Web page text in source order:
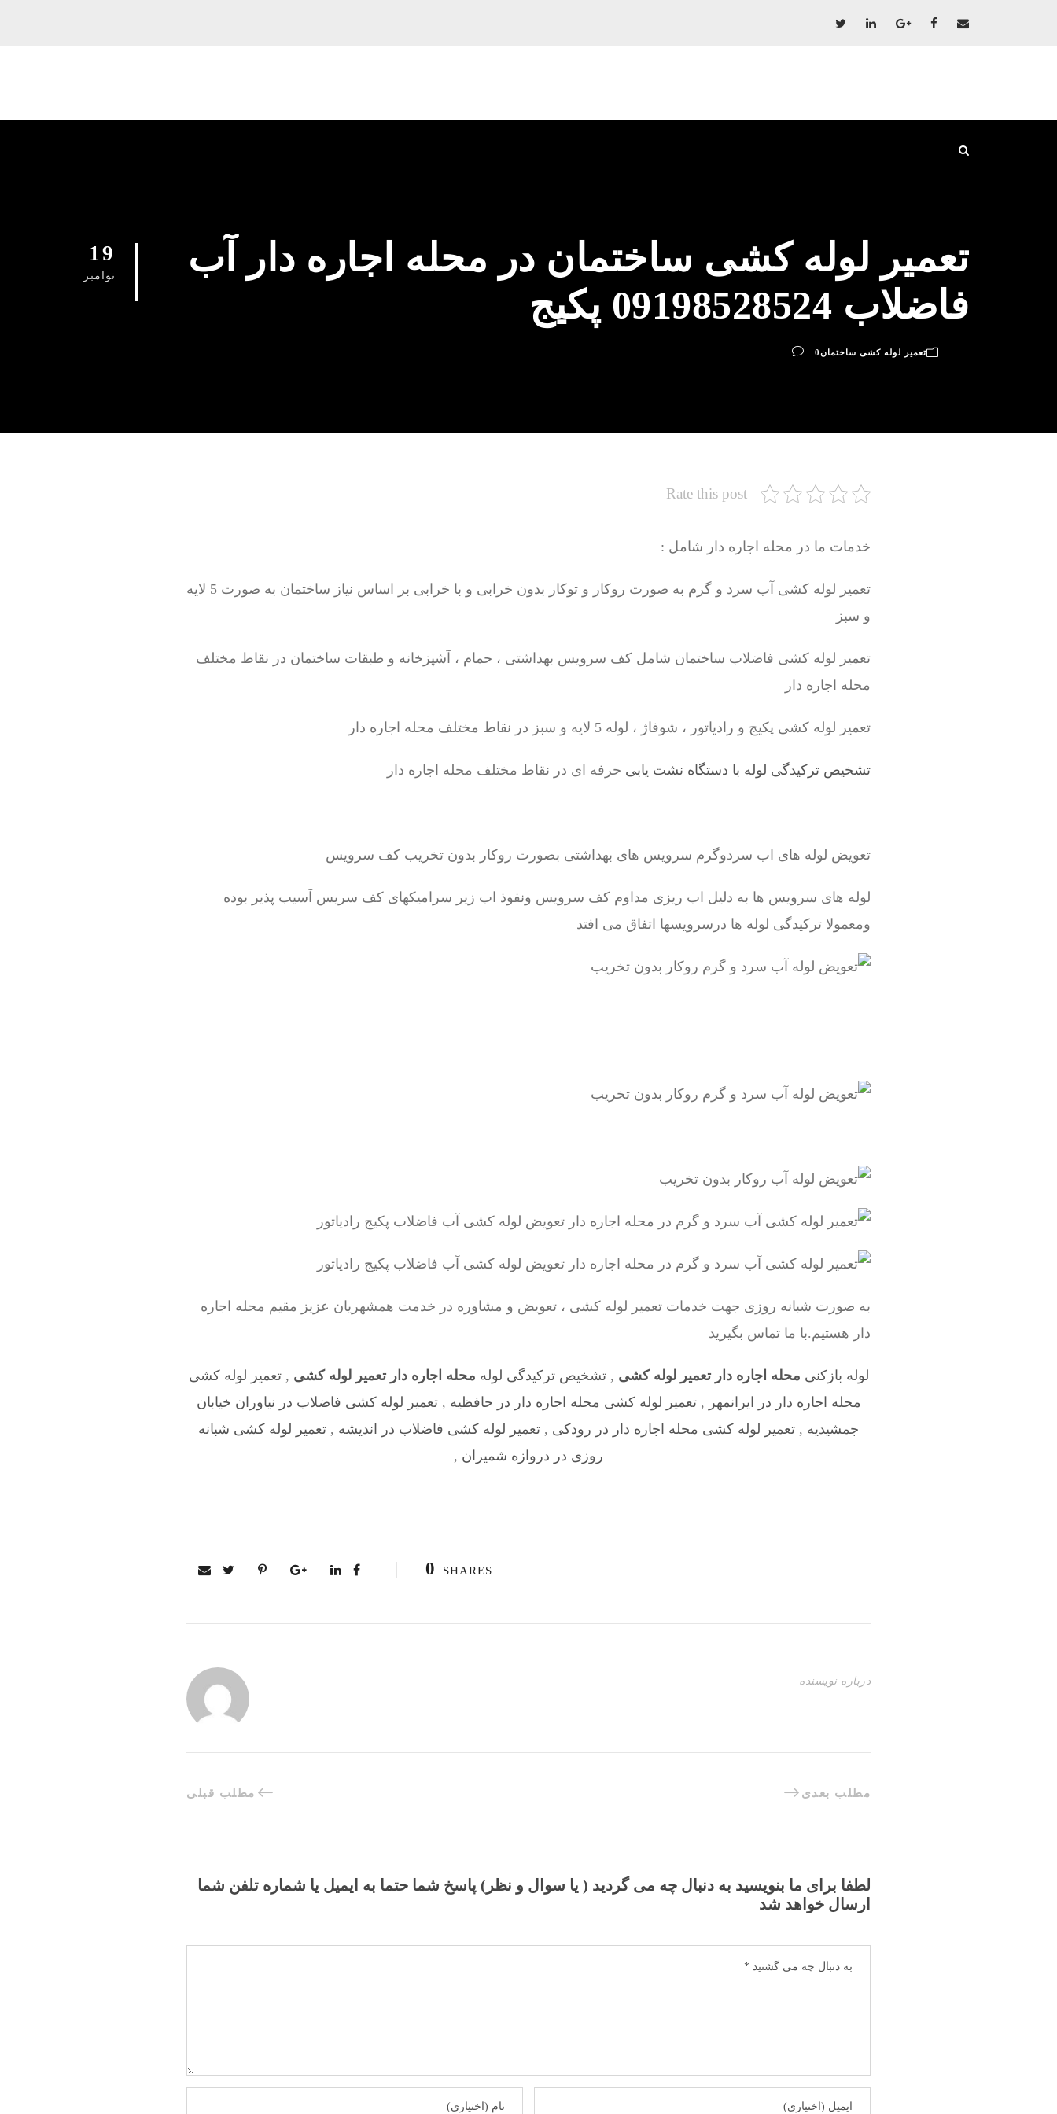
19
نوامبر
تعمیر لوله کشی ساختمان در محله اجاره دار آب
فاضلاب 09198528524 پکیج
تعمیر لوله کشی ساختمان0
Rate this post
خدمات ما در محله اجاره دار شامل :
تعمیر لوله کشی آب سرد و گرم به صورت روکار و توکار بدون خرابی و با خرابی بر اساس نیاز ساختمان به صورت 5 لایه
و سبز
تعمیر لوله کشی فاضلاب ساختمان شامل کف سرویس بهداشتی ، حمام ، آشپزخانه و طبقات ساختمان در نقاط مختلف
محله اجاره دار
تعمیر لوله کشی پکیج و رادیاتور ، شوفاژ ، لوله 5 لایه و سبز در نقاط مختلف محله اجاره دار
تشخیص ترکیدگی لوله با دستگاه نشت یابی حرفه ای در نقاط مختلف محله اجاره دار
تعویض لوله های اب سردوگرم سرویس های بهداشتی بصورت روکار بدون تخریب کف سرویس
لوله های سرویس ها به دلیل اب ریزی مداوم کف سرویس ونفوذ اب زیر سرامیکهای کف سریس آسیب پذیر بوده
ومعمولا ترکیدگی لوله ها درسرویسها اتفاق می افتد
به صورت شبانه روزی جهت خدمات تعمیر لوله کشی ، تعویض و مشاوره در خدمت همشهریان عزیز مقیم محله اجاره
دار هستیم.با ما تماس بگیرید
لوله بازکنی محله اجاره دار تعمیر لوله کشی ,تشخیص ترکیدگی لوله محله اجاره دار تعمیر لوله کشی ,تعمیر لوله کشی
محله اجاره دار در ایرانمهر ,تعمیر لوله کشی محله اجاره دار در حافظیه ,تعمیر لوله کشی فاضلاب در نیاوران خیابان
جمشیدیه , تعمیر لوله کشی محله اجاره دار در رودکی , تعمیر لوله کشی فاضلاب در اندیشه , تعمیر لوله کشی شبانه
روزی در دروازه شمیران ,
0 SHARES
درباره نویسنده
مطلب قبلی مطلب بعدی
لطفا برای ما بنویسید به دنبال چه می گردید ( یا سوال و نظر) پاسخ شما حتما به ایمیل یا شماره تلفن شما
ارسال خواهد شد